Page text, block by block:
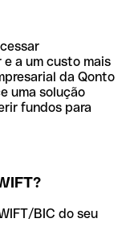
a um custo mais
da Qonto
uma solução
fundos para
BIC do seu